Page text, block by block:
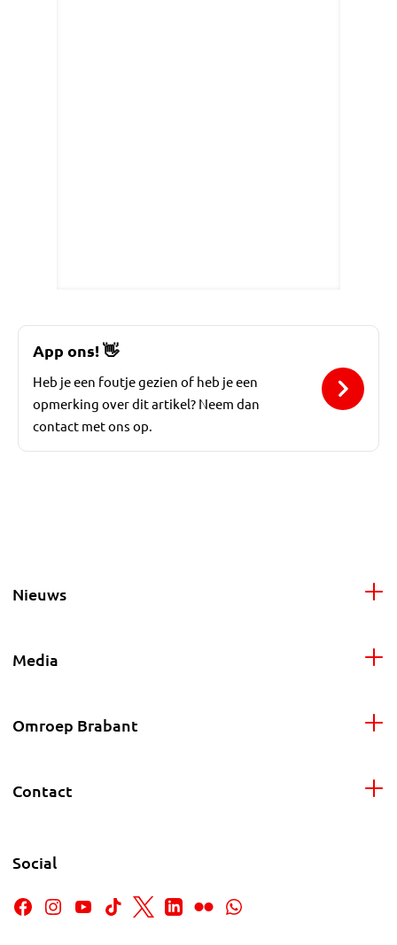
App ons!👋
Heb je een foutje gezien of heb je een
opmerking over dit artikel? Neem dan
contact met ons op.
Nieuws
Media
Omroep Brabant
Contact
Social